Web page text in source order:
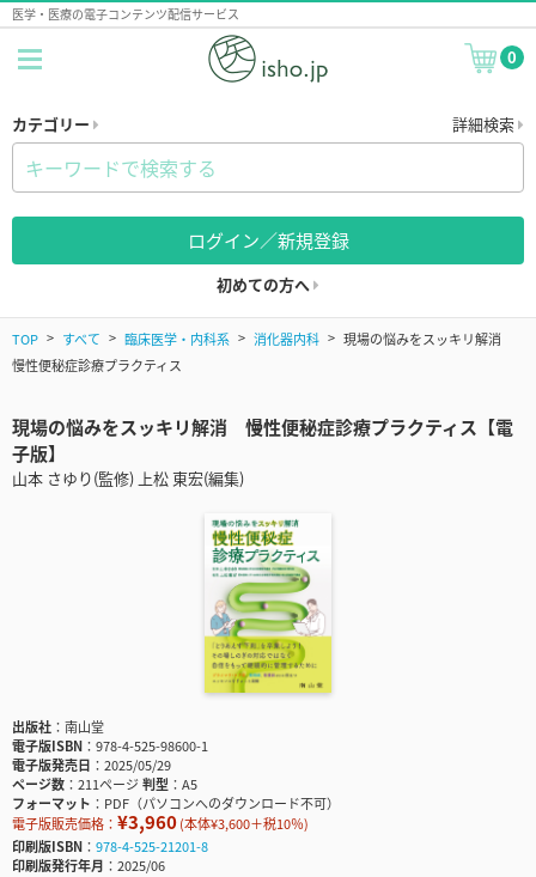
医学・医療の電子コンテンツ配信サービス
0
カテゴリー 詳細検索
ログイン／新規登録
初めての方へ
TOP すべて 臨床医学・内科系 消化器内科
現場の悩みをスッキリ解消
慢性便秘症診療プラクティス
現場の悩みをスッキリ解消 慢性便秘症診療プラクティス【電
子版】
山本 さゆり(監修) 上松 東宏(編集)
出版社
南山堂
電子版ISBN
978-4-525-98600-1
電子版発売日
2025/05/29
ページ数
211ページ判型
A5
フォーマット
PDF（パソコンへのダウンロード不可）
電子版販売価格： ¥3,960(本体¥3,600＋税10％)
印刷版ISBN
978-4-525-21201-8
印刷版発行年月
2025/06